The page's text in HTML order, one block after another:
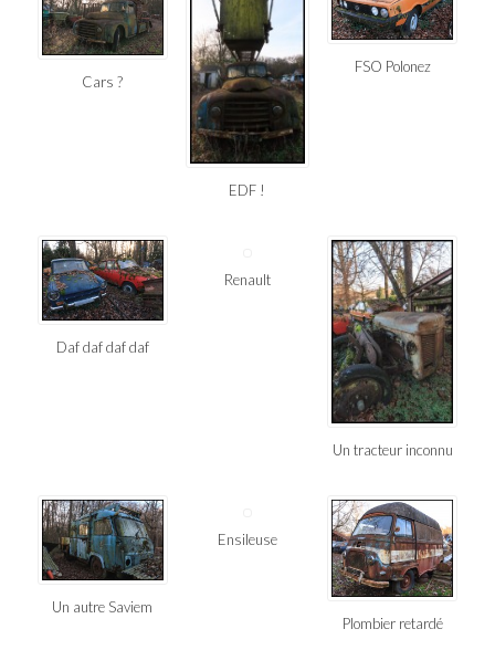
Cars ?
EDF !
FSO Polonez
Daf daf daf daf
Renault
Un tracteur inconnu
Un autre Saviem
Ensileuse
Plombier retardé